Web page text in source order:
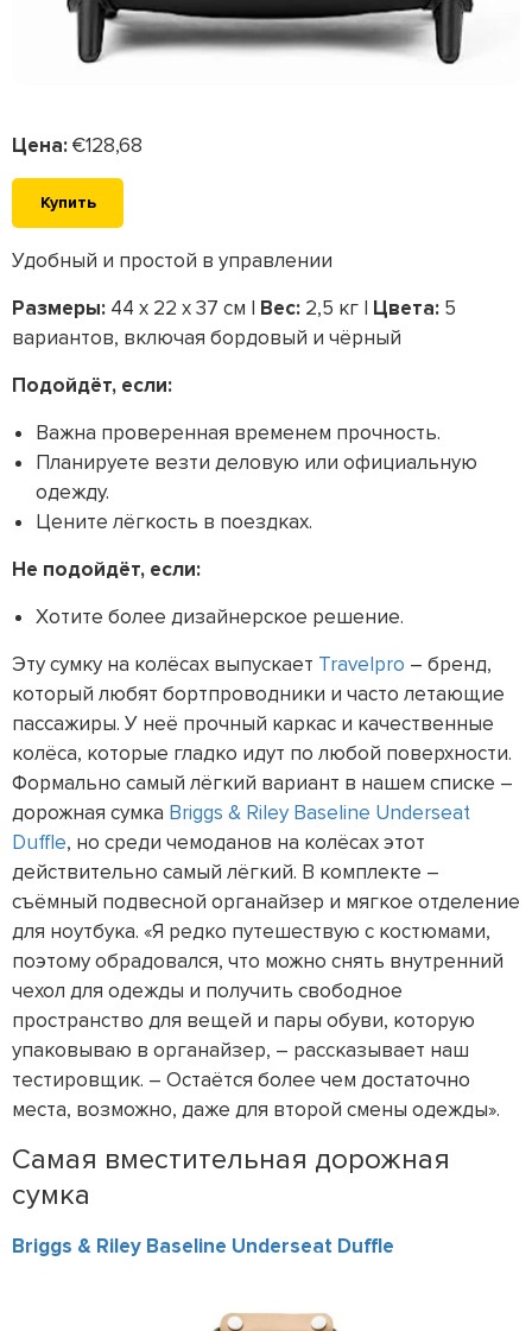
Цена:€128,68
Купить
Удобный и простой в управлении
Размеры: 44 x 22 x 37 см | Вес: 2,5 кг | Цвета: 5
вариантов, включая бордовый и чёрный
Подойдёт, если:
Важна проверенная временем прочность.
Планируете везти деловую или официальную
одежду.
Цените лёгкость в поездках.
Не подойдёт, если:
Хотите более дизайнерское решение.
Эту сумку на колёсах выпускает Travelpro – бренд,
который любят бортпроводники и часто летающие
пассажиры. У неё прочный каркас и качественные
колёса, которые гладко идут по любой поверхности.
Формально самый лёгкий вариант в нашем списке –
дорожная сумка Briggs & Riley Baseline Underseat
Duffle, но среди чемоданов на колёсах этот
действительно самый лёгкий. В комплекте –
съёмный подвесной органайзер и мягкое отделение
для ноутбука. «Я редко путешествую с костюмами,
поэтому обрадовался, что можно снять внутренний
чехол для одежды и получить свободное
пространство для вещей и пары обуви, которую
упаковываю в органайзер, – рассказывает наш
тестировщик. – Остаётся более чем достаточно
места, возможно, даже для второй смены одежды».
Самая вместительная дорожная
сумка
Briggs & Riley Baseline Underseat Duffle